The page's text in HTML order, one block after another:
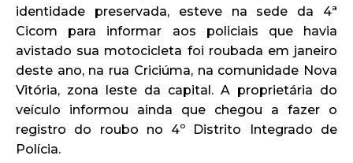
identidade preservada, esteve na sede da 4ª
Cicom para informar aos policiais que havia
avistado sua motocicleta foi roubada em janeiro
deste ano, na rua Criciúma, na comunidade Nova
Vitória, zona leste da capital. A proprietária do
veículo informou ainda que chegou a fazer o
registro do roubo no 4º Distrito Integrado de
Polícia.